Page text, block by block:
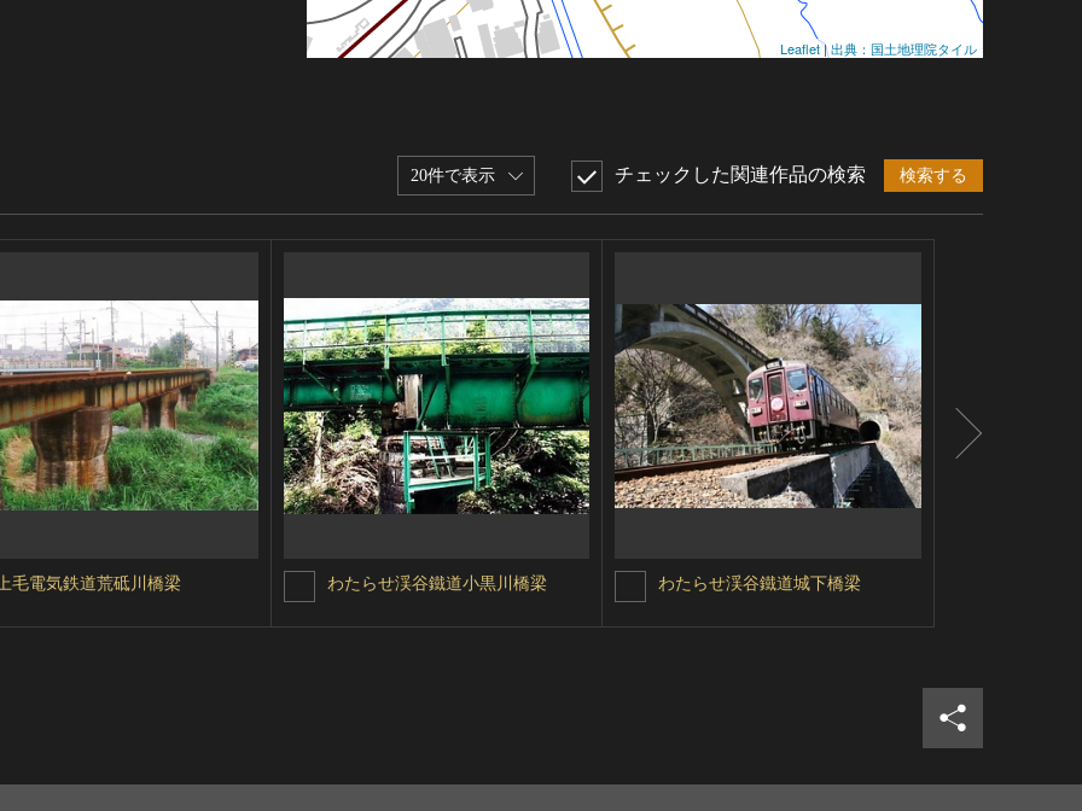
Leaflet|出典：国土地理院タイル
20件で表示 チェックした関連作品の検索 検索する
毛電気鉄道荒砥川橋梁 わたらせ渓谷鐵道小黒川橋梁 わたらせ渓谷鐵道城下橋梁